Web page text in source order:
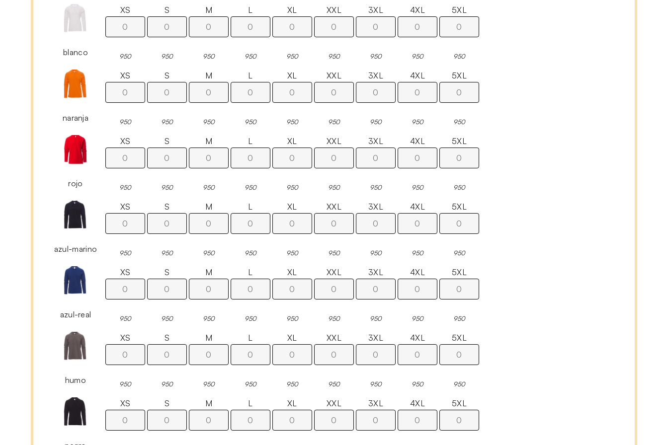
blanco
XS
950
S
950
M
950
L
950
XL
950
XXL
950
3XL
950
4XL
950
5XL
950
naranja
XS
950
S
950
M
950
L
950
XL
950
XXL
950
3XL
950
4XL
950
5XL
950
rojo
XS
950
S
950
M
950
L
950
XL
950
XXL
950
3XL
950
4XL
950
5XL
950
azul-marino
XS
950
S
950
M
950
L
950
XL
950
XXL
950
3XL
950
4XL
950
5XL
950
azul-real
XS
950
S
950
M
950
L
950
XL
950
XXL
950
3XL
950
4XL
950
5XL
950
humo
XS
950
S
950
M
950
L
950
XL
950
XXL
950
3XL
950
4XL
950
5XL
950
XS S M L XL XXL 3XL 4XL 5XL